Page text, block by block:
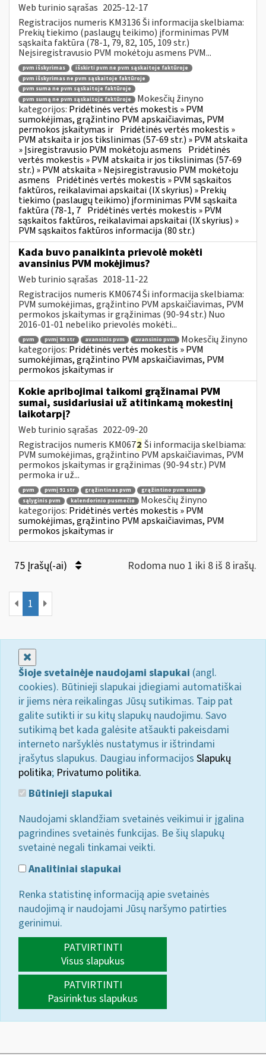
Web turinio sąrašas 2025-12-17
Registracijos numeris KM3136 Ši informacija skelbiama:
Prekių tiekimo (paslaugų teikimo) įforminimas PVM
sąskaita faktūra (78-1, 79, 82, 105, 109 str.)
Neįsiregistravusio PVM mokėtoju asmens PVM...
pvm išskyrimas
išskirti pvm ne pvm sąskaitoje faktūroje
pvm išskyrimas ne pvm sąskaitoje faktūroje
pvm suma ne pvm sąskaitoje faktūroje
pvm sumą ne pvm sąskaitoje faktūroje
Mokesčių žinyno
kategorijos: Pridėtinės vertės mokestis » PVM
sumokėjimas, grąžintino PVM apskaičiavimas, PVM
permokos įskaitymas ir Pridėtinės vertės mokestis »
PVM atskaita ir jos tikslinimas (57-69 str.) » PVM atskaita
» Įsiregistravusio PVM mokėtoju asmens Pridėtinės
vertės mokestis » PVM atskaita ir jos tikslinimas (57-69
str.) » PVM atskaita » Neįsiregistravusio PVM mokėtoju
asmens Pridėtinės vertės mokestis » PVM sąskaitos
faktūros, reikalavimai apskaitai (IX skyrius) » Prekių
tiekimo (paslaugų teikimo) įforminimas PVM sąskaita
faktūra (78-1, 7 Pridėtinės vertės mokestis » PVM
sąskaitos faktūros, reikalavimai apskaitai (IX skyrius) »
PVM sąskaitos faktūros informacija (80 str.)
Kada buvo panaikinta prievolė mokėti
avansinius PVM mokėjimus?
Web turinio sąrašas 2018-11-22
Registracijos numeris KM0674 Ši informacija skelbiama:
PVM sumokėjimas, grąžintino PVM apskaičiavimas, PVM
permokos įskaitymas ir grąžinimas (90-94 str.) Nuo
2016-01-01 nebeliko prievolės mokėti...
pvm pvmį 90 str avansinis pvm avansinio pvm
Mokesčių žinyno
kategorijos: Pridėtinės vertės mokestis » PVM
sumokėjimas, grąžintino PVM apskaičiavimas, PVM
permokos įskaitymas ir
Kokie apribojimai taikomi grąžinamai PVM
sumai, susidariusiai už atitinkamą mokestinį
laikotarpį?
Web turinio sąrašas 2022-09-20
Registracijos numeris KM0672 Ši informacija skelbiama:
PVM sumokėjimas, grąžintino PVM apskaičiavimas, PVM
permokos įskaitymas ir grąžinimas (90-94 str.) PVM
permoka ir už...
pvm pvmį 91 str grąžintinas pvm
grąžintino pvm suma
sąlyginis pvm
kalendorinio pusmečio
Mokesčių žinyno
kategorijos: Pridėtinės vertės mokestis » PVM
sumokėjimas, grąžintino PVM apskaičiavimas, PVM
permokos įskaitymas ir
75 Įrašų(-ai) Rodoma nuo 1 iki 8 iš 8 irašų.
1
Šioje svetainėje naudojami slapukai (angl.
cookies). Būtinieji slapukai įdiegiami automatiškai
ir jiems nėra reikalingas Jūsų sutikimas. Taip pat
galite sutikti ir su kitų slapukų naudojimu. Savo
sutikimą bet kada galėsite atšaukti pakeisdami
interneto naršyklės nustatymus ir ištrindami
įrašytus slapukus. Daugiau informacijos Slapukų
politika; Privatumo politika.
Būtinieji slapukai
Naudojami sklandžiam svetainės veikimui ir įgalina
pagrindines svetainės funkcijas. Be šių slapukų
svetainė negali tinkamai veikti.
Analitiniai slapukai
Renka statistinę informaciją apie svetainės
naudojimą ir naudojami Jūsų naršymo patirties
gerinimui.
PATVIRTINTI
Visus slapukus
PATVIRTINTI
Pasirinktus slapukus